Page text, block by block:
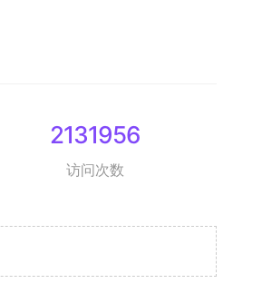
2131956
访问次数